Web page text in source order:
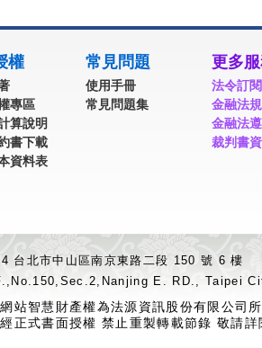
權
專區
算說明
書下載
資料表
常見問題
使用手冊
常見問題集
更多
法令訂
金融法
金融法
裁判書
台北市中山區南京東路二段 150 號 6 樓
E. RD., Taipei
站智慧財產權為法源資訊股份有限公司
正式書面授權 禁止重製轉載節錄 敬請詳